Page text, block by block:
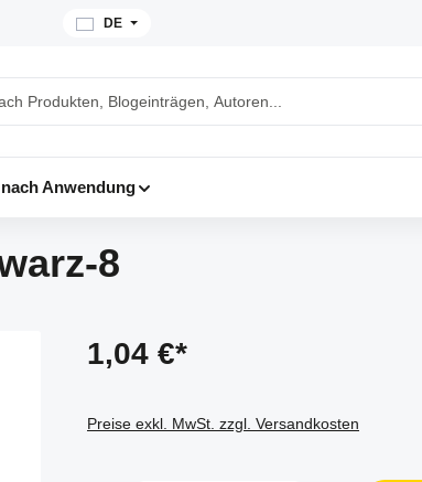
DE
Anwendung
8
1,04 €*
Preise exkl. MwSt. zzgl. Versandkosten